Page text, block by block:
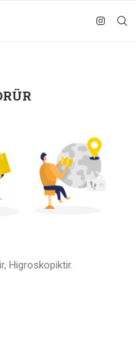
Higroskopiktir.